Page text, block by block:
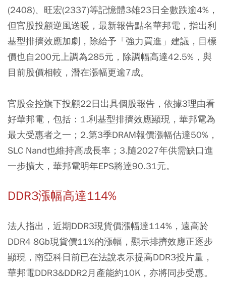
(2408)、旺宏(2337)等記憶體3雄23日全數跌逾4%，
但官股投顧逆風送暖，最新報告點名華邦電，指出利
基型排擠效應加劇，除給予「強力買進」建議，目標
價也自200元上調為285元，除調幅高達42.5%，與
目前股價相較，潛在漲幅更逾7成。
官股金控旗下投顧22日出具個股報告，依據3理由看
好華邦電，包括：1.利基型排擠效應顯現，華邦電為
最大受惠者之一；2.第3季DRAM報價漲幅估達50%，
SLC Nand也維持高成長率；3.隨2027年供需缺口進
一步擴大，華邦電明年EPS將達90.31元。
DDR3漲幅高達114%
法人指出，近期DDR3現貨價漲幅達114%，遠高於
DDR4 8Gb現貨價11%的漲幅，顯示排擠效應正逐步
顯現，南亞科日前已在法說表示提高DDR3投片量，
華邦電DDR3&DDR2月產能約10K，亦將同步受惠。